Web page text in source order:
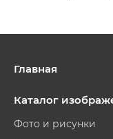
Главная
Каталог
Фото и рисунки